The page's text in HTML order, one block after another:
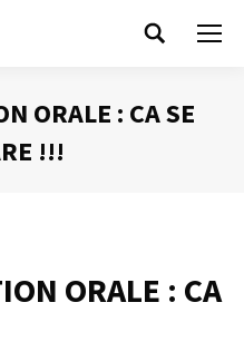
Search:
ORALE : CA SE
!!!
ORALE : CA